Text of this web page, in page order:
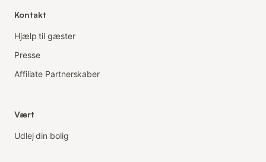
Kontakt
Hjælp til gæster
Presse
Affiliate Partnerskaber
Vært
Udlej din bolig